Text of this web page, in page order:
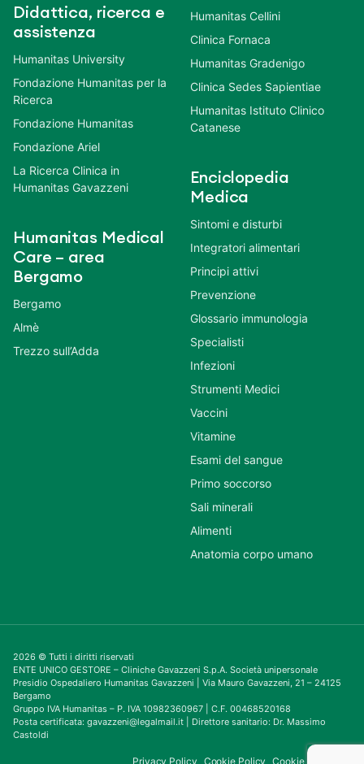
Didattica, ricerca e
assistenza
Humanitas University
Fondazione Humanitas per la
Ricerca
Fondazione Humanitas
Fondazione Ariel
La Ricerca Clinica in
Humanitas Gavazzeni
Humanitas Medical
Care – area
Bergamo
Bergamo
Almè
Trezzo sull’Adda
Humanitas Cellini
Clinica Fornaca
Humanitas Gradenigo
Clinica Sedes Sapientiae
Humanitas Istituto Clinico
Catanese
Enciclopedia
Medica
Sintomi e disturbi
Integratori alimentari
Principi attivi
Prevenzione
Glossario immunologia
Specialisti
Infezioni
Strumenti Medici
Vaccini
Vitamine
Esami del sangue
Primo soccorso
Sali minerali
Alimenti
Anatomia corpo umano
2026 © Tutti i diritti riservati
ENTE UNICO GESTORE – Cliniche Gavazzeni S.p.A. Società unipersonale
Presidio Ospedaliero Humanitas Gavazzeni | Via Mauro Gavazzeni, 21 – 24125
Bergamo
Gruppo IVA Humanitas – P. IVA 10982360967 | C.F. 00468520168
Posta certificata: gavazzeni@legalmail.it | Direttore sanitario: Dr. Massimo
Castoldi
Privacy Policy Cookie Policy Cookie Consent